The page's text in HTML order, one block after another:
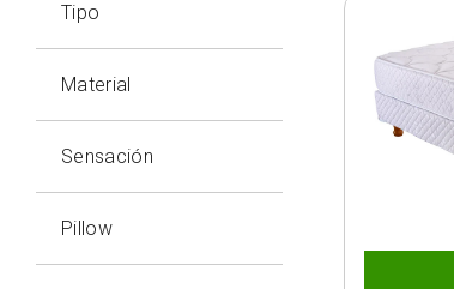
Tipo
Material
Sensación
Pillow